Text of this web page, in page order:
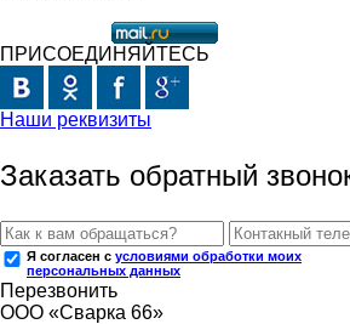
ПРИСОЕДИНЯЙТЕСЬ
Наши реквизиты
Заказать обратный
Я согласен с условиями обработки моих
персональных данных
Перезвонить
ООО «Сварка 66»